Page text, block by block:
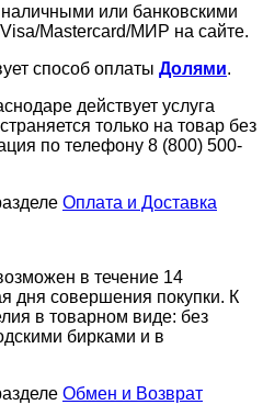
или банковскими
Mastercard/МИР на сайте.
способ оплаты Долями.
действует услуга
только на товар без
по телефону 8 (800) 500-
Оплата и Доставка
в течение 14
дня совершения покупки. К
в товарном виде: без
бирками и в
Обмен и Возврат